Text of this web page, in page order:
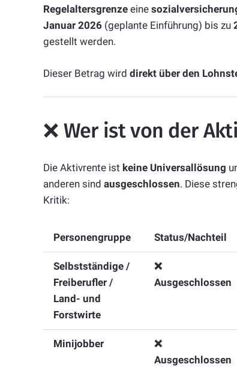
Regelaltersgrenze eine
Januar 2026 (geplante Einführung) bis zu
gestellt werden.
Dieser Betrag wird direkt über den
❌ Wer ist von der
Die Aktivrente ist keine Universallösung
anderen sind ausgeschlossen. Diese
Kritik:
Personengruppe Status/Nachteil
Selbstständige /
Freiberufler /
Land- und
Forstwirte
❌
Ausgeschlossen
Minijobber
❌
Ausgeschlossen